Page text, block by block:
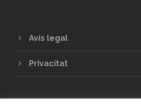
Avís legal
Privacitat